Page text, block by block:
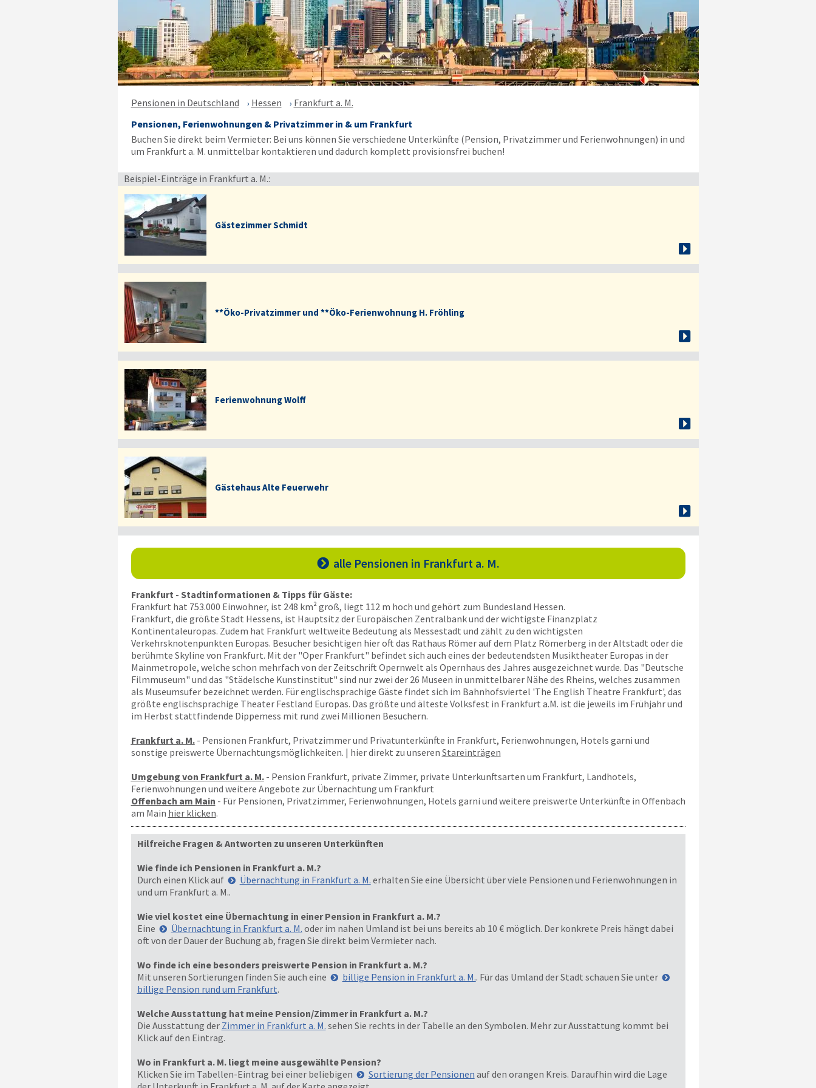
Pensionen in Deutschland Hessen
Frankfurt a. M.
Pensionen, Ferienwohnungen & Privatzimmer in & um Frankfurt
Buchen Sie direkt beim Vermieter: Bei uns können Sie verschiedene Unterkünfte (Pension, Privatzimmer und Ferienwohnungen) in und
um Frankfurt a. M. unmittelbar kontaktieren und dadurch komplett provisionsfrei buchen!
Beispiel-Einträge in Frankfurt a. M.:
Gästezimmer Schmidt
**Öko-Privatzimmer und **Öko-Ferienwohnung H. Fröhling
Ferienwohnung Wolff
Gästehaus Alte Feuerwehr
 alle Pensionen in Frankfurt a. M.
Frankfurt - Stadtinformationen & Tipps für Gäste:
Frankfurt hat 753.000 Einwohner, ist 248 km² groß, liegt 112 m hoch und gehört zum Bundesland Hessen.
Frankfurt, die größte Stadt Hessens, ist Hauptsitz der Europäischen Zentralbank und der wichtigste Finanzplatz
Kontinentaleuropas. Zudem hat Frankfurt weltweite Bedeutung als Messestadt und zählt zu den wichtigsten
Verkehrsknotenpunkten Europas. Besucher besichtigen hier oft das Rathaus Römer auf dem Platz Römerberg in der Altstadt oder die
berühmte Skyline von Frankfurt. Mit der "Oper Frankfurt" befindet sich auch eines der bedeutendsten Musiktheater Europas in der
Mainmetropole, welche schon mehrfach von der Zeitschrift Opernwelt als Opernhaus des Jahres ausgezeichnet wurde. Das "Deutsche
Filmmuseum" und das "Städelsche Kunstinstitut" sind nur zwei der 26 Museen in unmittelbarer Nähe des Rheins, welches zusammen
als Museumsufer bezeichnet werden. Für englischsprachige Gäste findet sich im Bahnhofsviertel 'The English Theatre Frankfurt', das
größte englischsprachige Theater Festland Europas. Das größte und älteste Volksfest in Frankfurt a.M. ist die jeweils im Frühjahr und
im Herbst stattfindende Dippemess mit rund zwei Millionen Besuchern.
Frankfurt a. M.- Pensionen Frankfurt, Privatzimmer und Privatunterkünfte in Frankfurt, Ferienwohnungen, Hotels garni und
sonstige preiswerte Übernachtungsmöglichkeiten. | hier direkt zu unseren Stareinträgen
Umgebung von Frankfurt a. M.- Pension Frankfurt, private Zimmer, private Unterkunftsarten um Frankfurt, Landhotels,
Ferienwohnungen und weitere Angebote zur Übernachtung um Frankfurt
Offenbach am Main - Für Pensionen, Privatzimmer, Ferienwohnungen, Hotels garni und weitere preiswerte Unterkünfte in Offenbach
am Main hier klicken.
Hilfreiche Fragen & Antworten zu unseren Unterkünften
Wie finde ich Pensionen in Frankfurt a. M.?
Durch einen Klick auf
Übernachtung in Frankfurt a. M. erhalten Sie eine Übersicht über viele Pensionen und Ferienwohnungen in
und um Frankfurt a. M..
Wie viel kostet eine Übernachtung in einer Pension in Frankfurt a. M.?
Eine
Übernachtung in Frankfurt a. M. oder im nahen Umland ist bei uns bereits ab 10 € möglich. Der konkrete Preis hängt dabei
oft von der Dauer der Buchung ab, fragen Sie direkt beim Vermieter nach.
Wo finde ich eine besonders preiswerte Pension in Frankfurt a. M.?
Mit unseren Sortierungen finden Sie auch eine
billige Pension in Frankfurt a. M.. Für das Umland der Stadt schauen Sie unter
billige Pension rund um Frankfurt.
Welche Ausstattung hat meine Pension/Zimmer in Frankfurt a. M.?
Die Ausstattung der Zimmer in Frankfurt a. M. sehen Sie rechts in der Tabelle an den Symbolen. Mehr zur Ausstattung kommt bei
Klick auf den Eintrag.
Wo in Frankfurt a. M. liegt meine ausgewählte Pension?
Klicken Sie im Tabellen-Eintrag bei einer beliebigen
Sortierung der Pensionen auf den orangen Kreis. Daraufhin wird die Lage